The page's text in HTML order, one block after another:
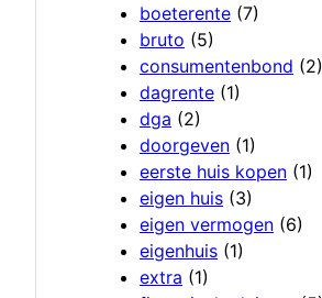
boeterente (7)
bruto (5)
consumentenbond (2)
dagrente (1)
dga (2)
doorgeven (1)
eerste huis kopen (1)
eigen huis (3)
eigen vermogen (6)
eigenhuis (1)
extra (1)